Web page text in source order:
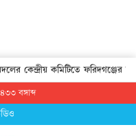
কেন্দ্রীয় কমিটিতে ফরিদগঞ্জের
বঙ্গাব্দ